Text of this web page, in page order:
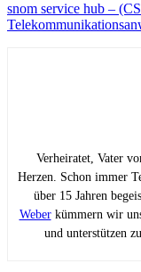
snom service hub –
Verheiratet, Vater
Herzen. Schon immer
über 15 Jahren
Weberkümmern wir
und unterstützen